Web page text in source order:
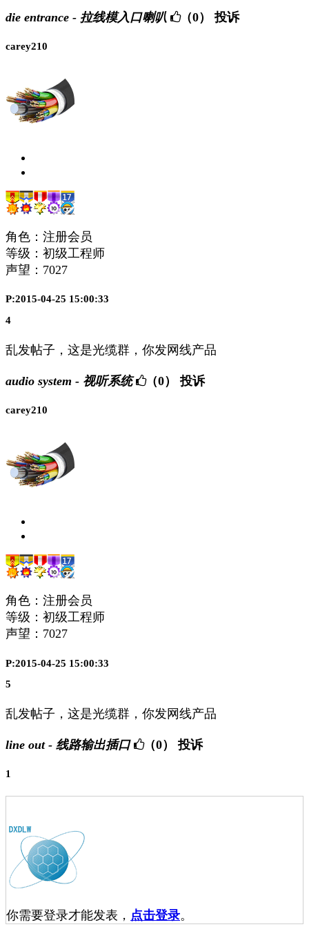
die entrance - 拉线模入口喇叭 （0） 投诉
carey210
角色：注册会员
等级：初级工程师
声望： 7027
P:2015-04-25 15:00:33
4
乱发帖子，这是光缆群，你发网线产品
audio system - 视听系统 （0） 投诉
carey210
角色：注册会员
等级：初级工程师
声望： 7027
P:2015-04-25 15:00:33
5
乱发帖子，这是光缆群，你发网线产品
line out - 线路输出插口 （0） 投诉
1
你需要登录才能发表， 点击登录。